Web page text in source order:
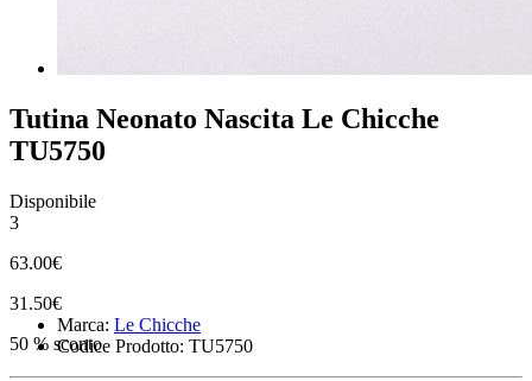
Tutina Neonato Nascita Le Chicche
TU5750
Disponibile
3
63.00€
31.50€
50 % sconto
Marca: Le Chicche
Codice Prodotto: TU5750